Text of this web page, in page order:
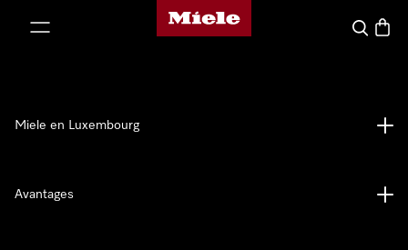
Page d'accueil de Miele
Panier
Miele en Luxembourg
Avantages